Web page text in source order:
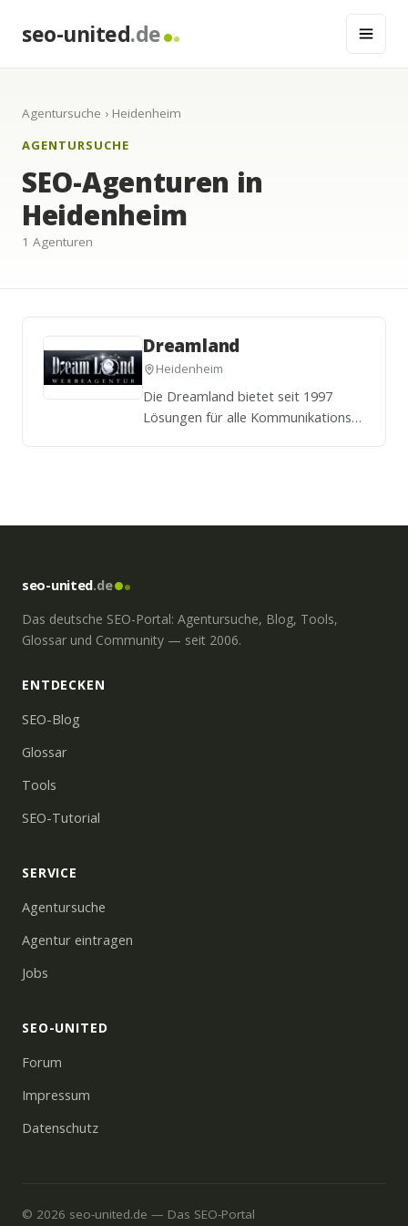
seo-united.de
Agentursuche › Heidenheim
AGENTURSUCHE
SEO-Agenturen in
Heidenheim
1 Agenturen
Dreamland
Heidenheim
Die Dreamland bietet seit 1997
Lösungen für alle Kommunikations
seo-united.de
Das deutsche SEO-Portal: Agentursuche, Blog, Tools,
Glossar und Community — seit 2006.
ENTDECKEN
SEO-Blog
Glossar
Tools
SEO-Tutorial
SERVICE
Agentursuche
Agentur eintragen
Jobs
SEO-UNITED
Forum
Impressum
Datenschutz
© 2026 seo-united.de — Das SEO-Portal